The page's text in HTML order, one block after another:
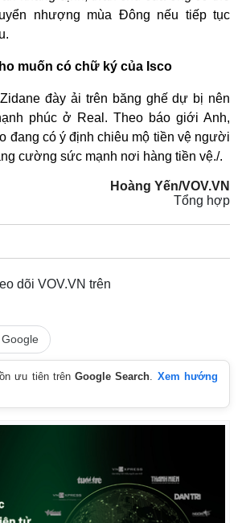
nhượng mùa Đông nếu tiếp tục
muốn có chữ ký của Isco
đày ải trên băng ghế dự bị nên
phúc ở Real. Theo báo giới Anh,
đang có ý định chiêu mộ tiền vệ người
cường sức mạnh nơi hàng tiền vệ./.
Hoàng Yến/VOV.VN
Tổng hợp
dõi VOV.VN trên
ưu tiên trênGoogle Search. Xem hướng